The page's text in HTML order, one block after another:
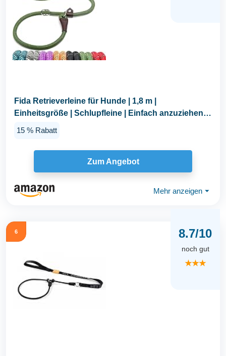
Fida Retrieverleine für Hunde | 1,8 m |
Einheitsgröße | Schlupfleine | Einfach anzuziehen,
15 % Rabatt
Zum Angebot
Mehr anzeigen ⏷
6 8.7/10
noch gut
★★★